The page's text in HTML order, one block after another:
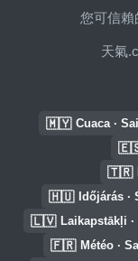
您可信賴
天氣
🇲🇾 Cuaca ·
🇹🇷
🇭🇺 Időjárás ·
🇱🇻 Laikapstākļi
🇫🇷 Météo ·